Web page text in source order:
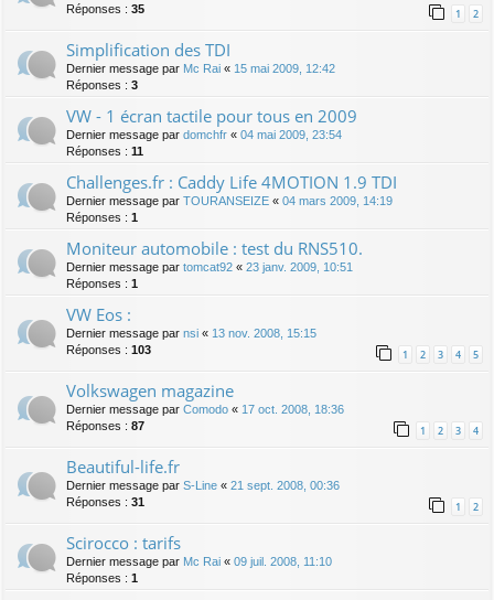
Réponses : 35 1 2
Simplification des TDI
Dernier message par Mc Rai « 15 mai 2009, 12:42
Réponses : 3
VW - 1 écran tactile pour tous en 2009
Dernier message par domchfr « 04 mai 2009, 23:54
Réponses : 11
Challenges.fr : Caddy Life 4MOTION 1.9 TDI
Dernier message par TOURANSEIZE « 04 mars 2009, 14:19
Réponses : 1
Moniteur automobile : test du RNS510.
Dernier message par tomcat92 « 23 janv. 2009, 10:51
Réponses : 1
VW Eos :
Dernier message par nsi « 13 nov. 2008, 15:15
Réponses : 103 1 2 3 4 5
Volkswagen magazine
Dernier message par Comodo « 17 oct. 2008, 18:36
Réponses : 87 1 2 3 4
Beautiful-life.fr
Dernier message par S-Line « 21 sept. 2008, 00:36
Réponses : 31 1 2
Scirocco : tarifs
Dernier message par Mc Rai « 09 juil. 2008, 11:10
Réponses : 1